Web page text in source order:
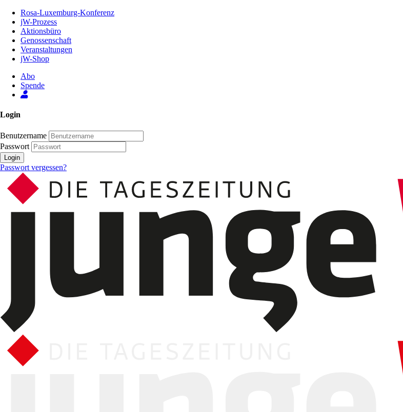
Inhalt
Seite
Rosa-Luxemburg-Konferenz
jW-Prozess
Aktionsbüro
Genossenschaft
Veranstaltungen
jW-Shop
Abo
Spende
Login
Benutzername
Passwort
Login
Passwort vergessen?